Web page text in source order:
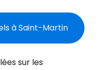
à Saint-Martin
sur les